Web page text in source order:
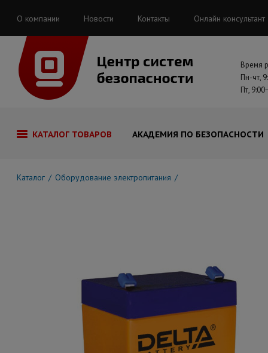
О компании Новости Контакты Онлайн консультант
Время
Пн-чт,
Пт,
КАТАЛОГ ТОВАРОВ АКАДЕМИЯ ПО БЕЗОПАСНОСТИ
Каталог Оборудование электропитания